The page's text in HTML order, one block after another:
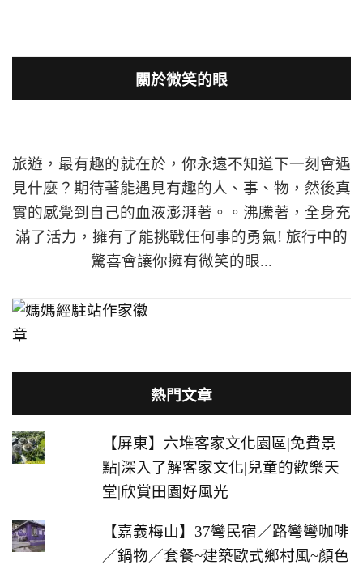
關於微笑的眼
旅遊，最有趣的就在於，你永遠不知道下一刻會遇
見什麼？期待著能遇見有趣的人、事、物，然後真
實的感覺到自己的血液澎湃著。。沸騰著，全身充
滿了活力，擁有了能挑戰任何事的勇氣! 旅行中的
驚喜會讓你擁有微笑的眼...
熱門文章
【屏東】六堆客家文化園區|免費景
點|深入了解客家文化|兒童的歡樂天
堂|欣賞田園好風光
【嘉義梅山】37彎民宿／路彎彎咖啡
／鍋物／套餐~建築歐式鄉村風~顏色